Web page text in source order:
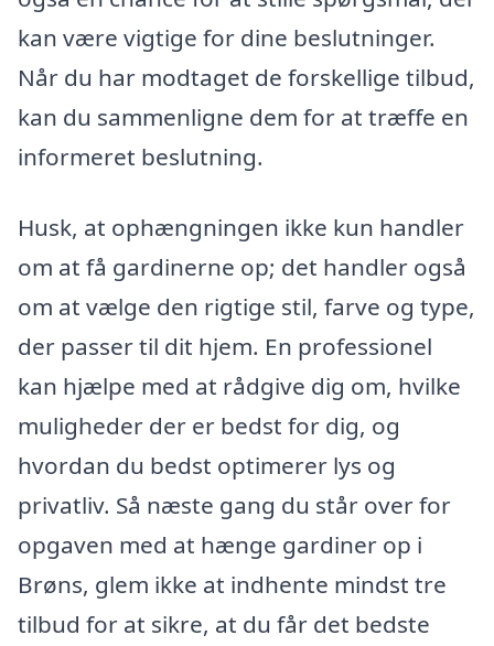
kan være vigtige for dine beslutninger.
Når du har modtaget de forskellige tilbud,
kan du sammenligne dem for at træffe en
informeret beslutning.
Husk, at ophængningen ikke kun handler
om at få gardinerne op; det handler også
om at vælge den rigtige stil, farve og type,
der passer til dit hjem. En professionel
kan hjælpe med at rådgive dig om, hvilke
muligheder der er bedst for dig, og
hvordan du bedst optimerer lys og
privatliv. Så næste gang du står over for
opgaven med at hænge gardiner op i
Brøns, glem ikke at indhente mindst tre
tilbud for at sikre, at du får det bedste